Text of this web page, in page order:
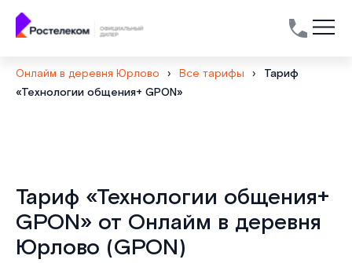
Онлайм в деревня Юрлово › Все тарифы ›
Тариф
«Технологии общения+ GPON»
Тариф «Технологии общения+
GPON» от Онлайм в деревня
Юрлово (GPON)